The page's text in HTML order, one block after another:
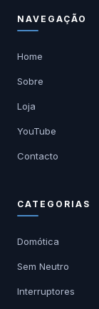
NAVEGAÇÃO
Home
Sobre
Loja
YouTube
Contacto
CATEGORIAS
Domótica
Sem Neutro
Interruptores